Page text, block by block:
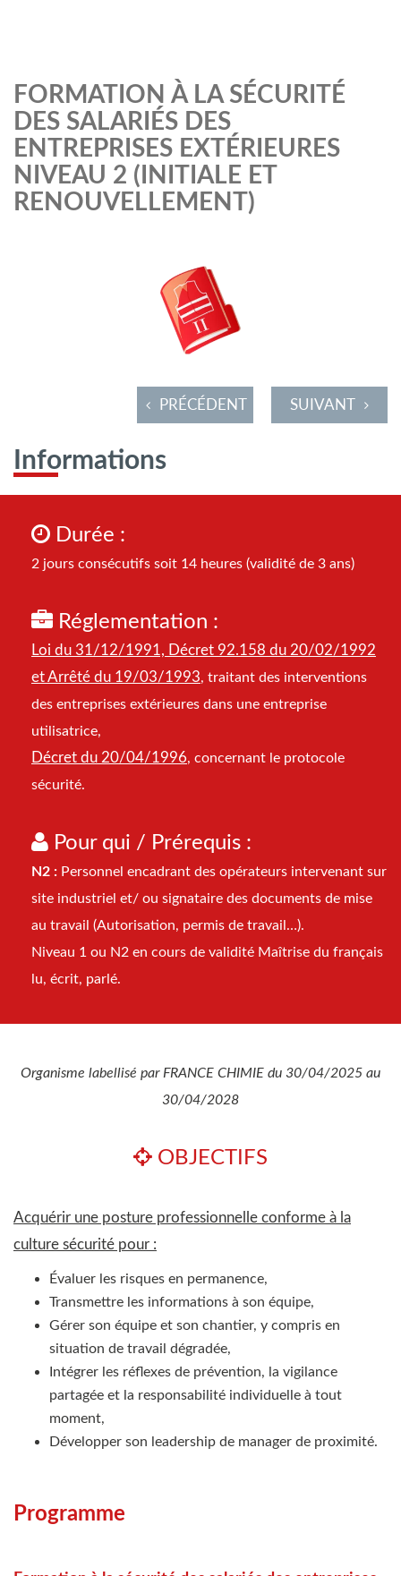
FORMATION À LA SÉCURITÉ
DES SALARIÉS DES
ENTREPRISES EXTÉRIEURES
NIVEAU 2 (INITIALE ET
RENOUVELLEMENT)
SUIVANT
PRÉCÉDENT
Informations
Durée :
2 jours consécutifs soit 14 heures (validité de 3 ans)
Réglementation :
Loi du 31/12/1991, Décret 92.158 du 20/02/1992
et Arrêté du 19/03/1993, traitant des interventions
des entreprises extérieures dans une entreprise
utilisatrice,
Décret du 20/04/1996, concernant le protocole
sécurité.
Pour qui / Prérequis :
N2 : Personnel encadrant des opérateurs intervenant sur
site industriel et/ ou signataire des documents de mise
au travail (Autorisation, permis de travail…).
Niveau 1 ou N2 en cours de validité Maîtrise du français
lu, écrit, parlé.
Organisme labellisé par FRANCE CHIMIE du 30/04/2025 au
30/04/2028
OBJECTIFS
Acquérir une posture professionnelle conforme à la
culture sécurité pour :
Évaluer les risques en permanence,
Transmettre les informations à son équipe,
Gérer son équipe et son chantier, y compris en
situation de travail dégradée,
Intégrer les réflexes de prévention, la vigilance
partagée et la responsabilité individuelle à tout
moment,
Développer son leadership de manager de proximité.
Programme